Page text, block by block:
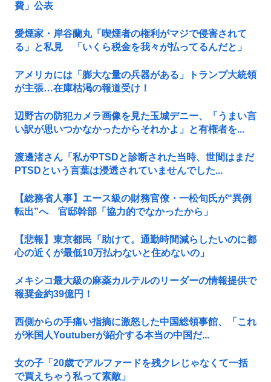
費」公表
愛煙家・岸谷蘭丸「喫煙者の権利がマジで侵害されて
る」と私見 「いくら税金を我々が払ってるんだと」
アメリカには「膨大な量の兵器がある」トランプ大統領
が主張…在庫枯渇の報道受け！
辺野古の防犯カメラ画像を見た玉城デニー、「うまい言
い訳が思いつかなかったからそれかよ」と有権者を...
渡邊渚さん「私がPTSDと診断された当時、世間はまだ
PTSDという言葉は浸透されていませんでした...
【総務省人事】エース級の財務官僚・一松旬氏が“異例
転出”へ 官邸幹部「協力的でなかったから」
【悲報】東京都民「助けて。通勤時間減らしたいのに都
心の近くが最低10万払わないと住めないの」
メキシコ最大級の麻薬カルテルのリーダーの情報提供で
報奨金約39億円！
西側からの手痛い指摘に激怒した中国総領事館、「これ
が米国人Youtuberが紹介する本当の中国だ...
女の子「20歳でアルファードを残クレじゃなくて一括
で買えちゃう私って素敵」